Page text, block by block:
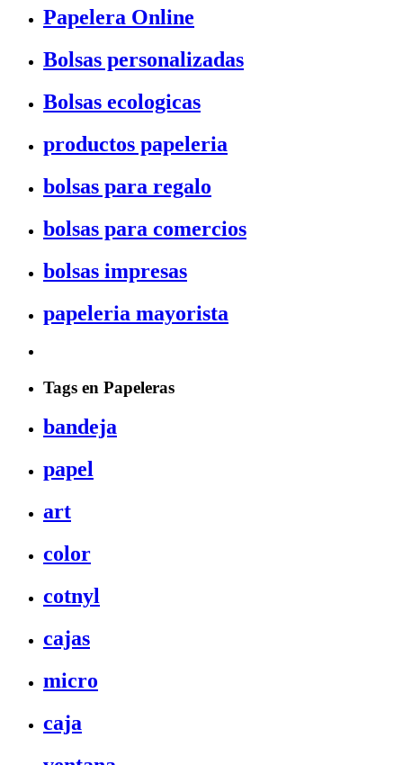
Papelera Online
Bolsas personalizadas
Bolsas ecologicas
productos papeleria
bolsas para regalo
bolsas para comercios
bolsas impresas
papeleria mayorista
Tags en Papeleras
bandeja
papel
art
color
cotnyl
cajas
micro
caja